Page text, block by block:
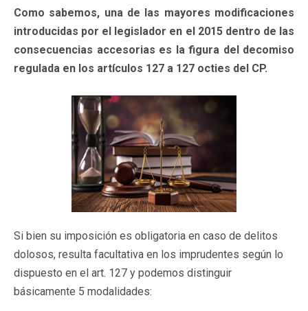
Como sabemos, una de las mayores modificaciones
introducidas por el legislador en el 2015 dentro de las
consecuencias accesorias es la figura del decomiso
regulada en los artículos 127 a 127 octies del CP.
Si bien su imposición es obligatoria en caso de delitos
dolosos, resulta facultativa en los imprudentes según lo
dispuesto en el art. 127 y podemos distinguir
básicamente 5 modalidades: